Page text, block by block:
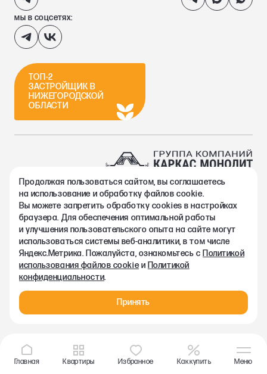
мы в соцсетях:
ТОП-2
ЗАСТРОЙЩИК В
НИЖЕГОРОДСКОЙ
ОБЛАСТИ
2002-2026. Группа компаний Каркас Монолит
Политика конфиденциальности
Правовая информация
Согласие на обработку персональных данных
Согласие на получение рекламно-информационных материалов
Любая информация, представленная на данном сайте, носит
исключительно информационный характер и ни при каких
условиях не является публичной офертой, определяемой
Главная Квартиры Избранное Как купить Меню
Продолжая пользоваться сайтом, вы соглашаетесь
на использование и обработку файлов cookie.
Вы можете запретить обработку сookies в настройках
браузера. Для обеспечения оптимальной работы
и улучшения пользовательского опыта на сайте могут
использоваться системы веб-аналитики, в том числе
Яндекс.Метрика. Пожалуйста, ознакомьтесь с Политикой
использования файлов cookieи Политикой
конфиденциальности.
Принять